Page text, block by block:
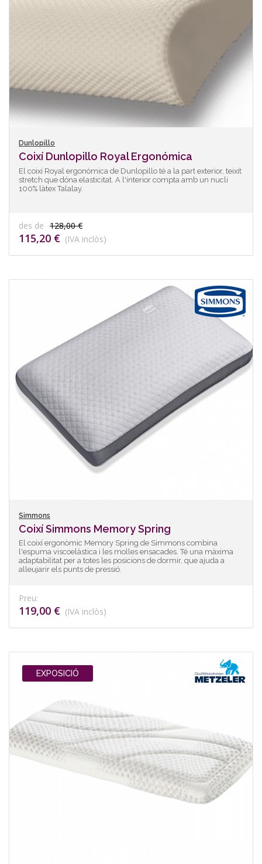
Dunlopillo
Coixí Dunlopillo Royal Ergonómica
El coixí Royal ergonòmica de Dunlopillo té a la part exterior, teixit
stretch que dóna elasticitat. A l'interior compta amb un nucli
100% làtex Talalay.
des de 128,00 €
115,20 € (IVA inclòs)
Simmons
Coixí Simmons Memory Spring
El coixí ergonòmic Memory Spring de Simmons combina
l'espuma viscoelàstica i les molles ensacades. Té una màxima
adaptabilitat per a totes les posicions de dormir, que ajuda a
alleujarir els punts de pressió.
Preu:
119,00 € (IVA inclòs)
EXPOSICIÓ